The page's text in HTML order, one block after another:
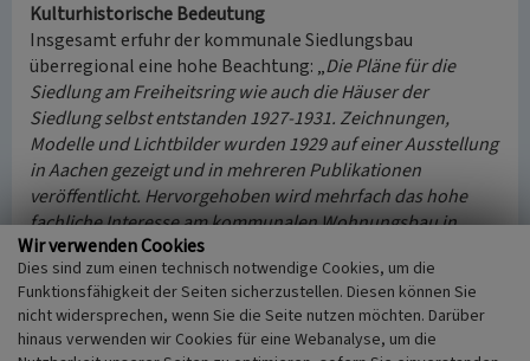
Kulturhistorische Bedeutung
Insgesamt erfuhr der kommunale Siedlungsbau
überregional eine hohe Beachtung: „Die Pläne für die
Siedlung am Freiheitsring wie auch die Häuser der
Siedlung selbst entstanden 1927-1931. Zeichnungen,
Modelle und Lichtbilder wurden 1929 auf einer Ausstellung
in Aachen gezeigt und in mehreren Publikationen
veröffentlicht. Hervorgehoben wird mehrfach das hohe
fachliche Interesse am kommunalen Wohnungsbau in
Frechen wegen seiner architektonisch-städtebaulichen
Qualität und vor allem wegen der durch Rationalisierungen
und Typisierung erreichten ökonomischen Bauweise“
(Buschmann et al. 2020, S. 488). Das Laubenganghaus Typ I
ist das erste seiner Art im Rheinland (Buschmann et al.
Wir verwenden Cookies
Dies sind zum einen technisch notwendige Cookies, um die
Funktionsfähigkeit der Seiten sicherzustellen. Diesen können Sie
nicht widersprechen, wenn Sie die Seite nutzen möchten. Darüber
hinaus verwenden wir Cookies für eine Webanalyse, um die